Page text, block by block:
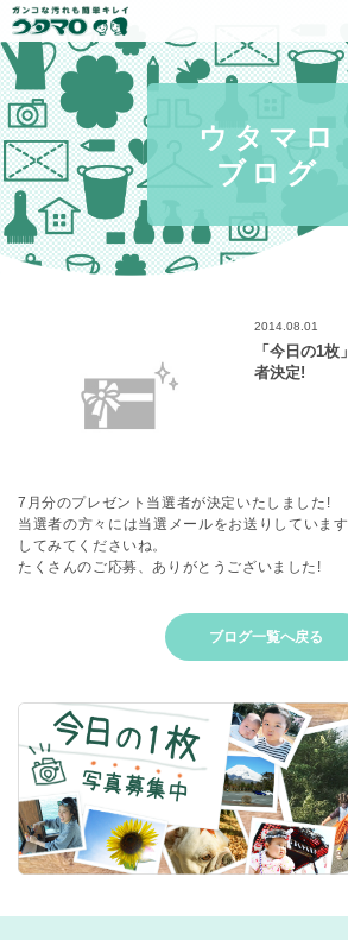
ウタマロ
ブログ
2014.08.01
「今日の1
者決定!
7月分のプレゼント当選者が決定いたしました!
当選者の方々には当選メールをお送りしていま
してみてくださいね。
たくさんのご応募、ありがとうございました!
ブログ一覧へ戻る